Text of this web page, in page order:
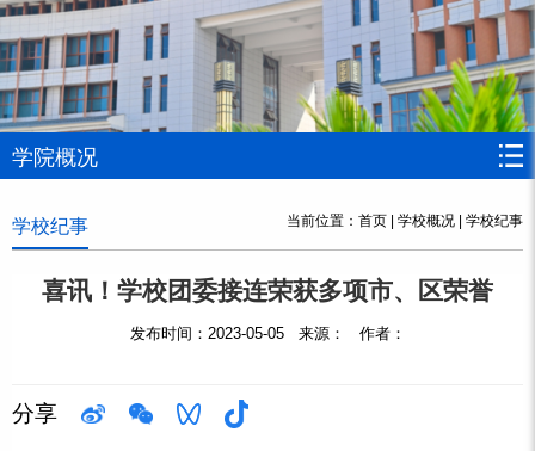
学院概况
学校纪事 当前位置： 首页 | 学校概况 | 学校纪事
喜讯！学校团委接连荣获多项市、区荣誉
发布时间：2023-05-05 来源： 作者：
分享